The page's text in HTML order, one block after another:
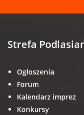
Strefa
Ogłoszenia
Forum
Kalendarz imprez
Konkursy